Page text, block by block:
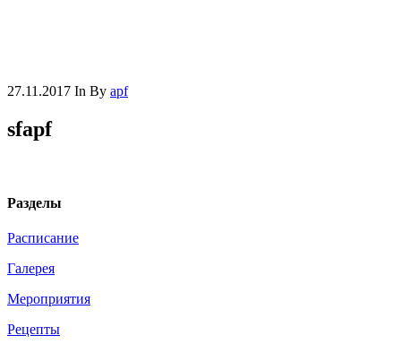
27.11.2017 In By apf
sfapf
Разделы
Расписание
Галерея
Мероприятия
Рецепты